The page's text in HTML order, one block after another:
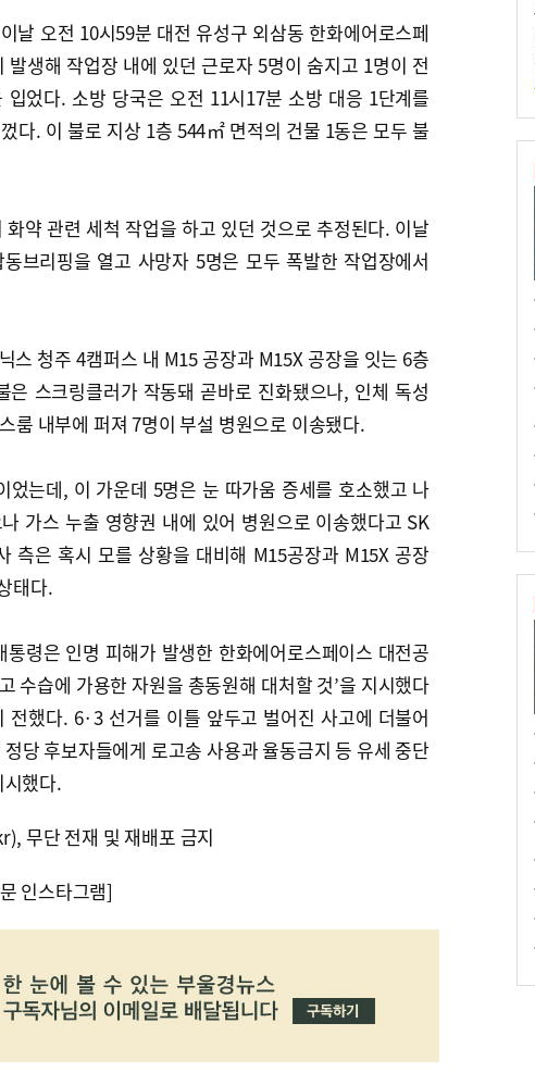
날 오전 10시59분 대전 유성구 외삼동 한화에어로스페
생해 작업장 내에 있던 근로자 5명이 숨지고 1명이 전
었다. 소방 당국은 오전 11시17분 소방 대응 1단계를
다. 이 불로 지상 1층 544㎡ 면적의 건물 1동은 모두 불
약 관련 세척 작업을 하고 있던 것으로 추정된다. 이날
브리핑을 열고 사망자 5명은 모두 폭발한 작업장에서
스 청주 4캠퍼스 내 M15 공장과 M15X 공장을 잇는 6층
은 스크링클러가 작동돼 곧바로 진화됐으나, 인체 독성
룸 내부에 퍼져 7명이 부설 병원으로 이송됐다.
었는데, 이 가운데 5명은 눈 따가움 증세를 호소했고 나
가스 누출 영향권 내에 있어 병원으로 이송했다고 SK
측은 혹시 모를 상황을 대비해 M15공장과 M15X 공장
태다.
령은 인명 피해가 발생한 한화에어로스페이스 대전공
수습에 가용한 자원을 총동원해 대처할 것’을 지시했다
전했다. 6·3 선거를 이틀 앞두고 벌어진 사고에 더불어
당 후보자들에게 로고송 사용과 율동금지 등 유세 중단
했다.
무단 전재 및 재배포 금지
인스타그램]